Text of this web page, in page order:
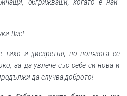
обгрижващи, когато е най-
Вас!
тихо и дискретно, но понякога се
за да увлече със себе си нова и
да случва доброто!